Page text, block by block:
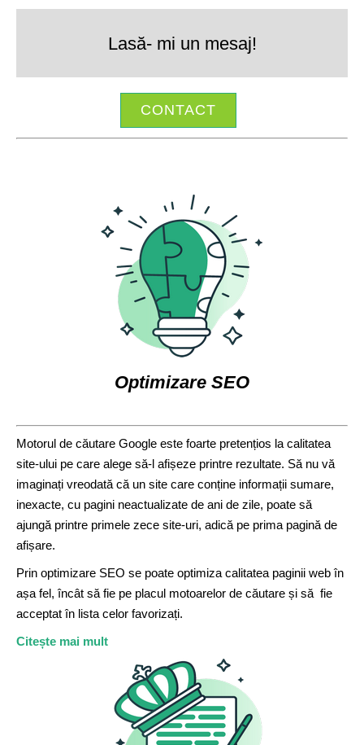
Lasă- mi un mesaj!
CONTACT
Optimizare SEO
Motorul de căutare Google este foarte pretențios la calitatea
site-ului pe care alege să-l afișeze printre rezultate. Să nu vă
imaginați vreodată că un site care conține informații sumare,
inexacte, cu pagini neactualizate de ani de zile, poate să
ajungă printre primele zece site-uri, adică pe prima pagină de
afișare.
Prin optimizare SEO se poate optimiza calitatea paginii web în
așa fel, încât să fie pe placul motoarelor de căutare și să fie
acceptat în lista celor favorizați.
Citește mai mult